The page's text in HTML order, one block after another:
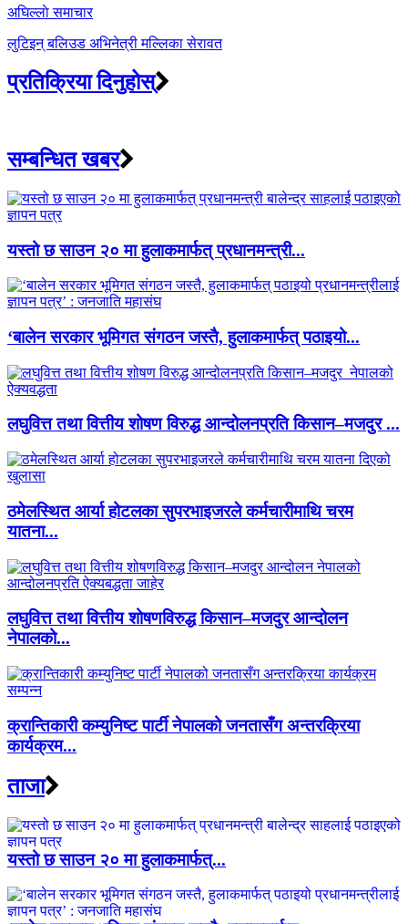
अघिल्लाे समाचार
लुटिइन् बलिउड अभिनेत्री मल्लिका सेरावत
प्रतिक्रिया दिनुहोस्
सम्बन्धित खबर
यस्तो छ साउन २० मा हुलाकमार्फत् प्रधानमन्त्री...
‘बालेन सरकार भूमिगत संगठन जस्तै, हुलाकमार्फत् पठाइयो...
लघुवित्त तथा वित्तीय शोषण विरुद्ध आन्दोलनप्रति किसान–मजदुर ...
ठमेलस्थित आर्या होटलका सुपरभाइजरले कर्मचारीमाथि चरम
यातना...
लघुवित्त तथा वित्तीय शोषणविरुद्ध किसान–मजदुर आन्दोलन
नेपालको...
क्रान्तिकारी कम्युनिष्ट पार्टी नेपालको जनतासँग अन्तरक्रिया
कार्यक्रम...
ताजा
यस्तो छ साउन २० मा हुलाकमार्फत्...